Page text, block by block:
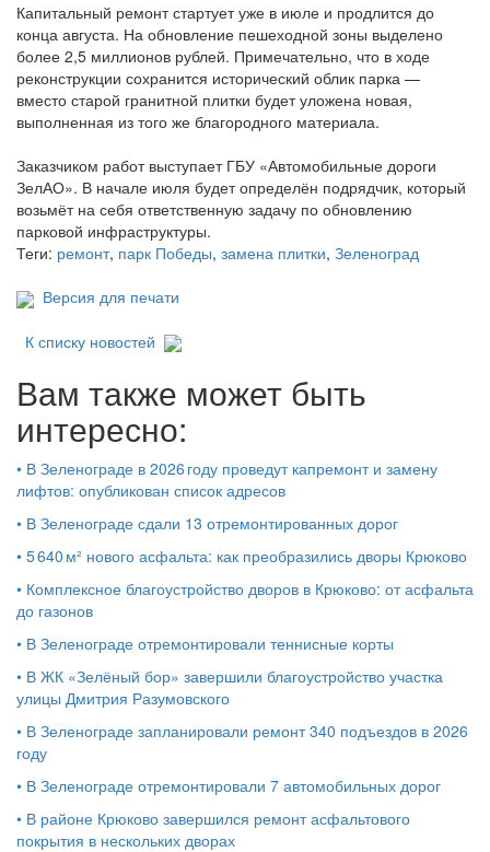
Капитальный ремонт стартует уже в июле и продлится до
конца августа. На обновление пешеходной зоны выделено
более 2,5 миллионов рублей. Примечательно, что в ходе
реконструкции сохранится исторический облик парка —
вместо старой гранитной плитки будет уложена новая,
выполненная из того же благородного материала.
Заказчиком работ выступает ГБУ «Автомобильные дороги
ЗелАО». В начале июля будет определён подрядчик, который
возьмёт на себя ответственную задачу по обновлению
парковой инфраструктуры.
Теги: ремонт, парк Победы, замена плитки, Зеленоград
Версия для печати
К списку новостей
Вам также может быть
интересно:
• В Зеленограде в 2026 году проведут капремонт и замену
лифтов: опубликован список адресов
• В Зеленограде сдали 13 отремонтированных дорог
• 5 640 м² нового асфальта: как преобразились дворы Крюково
• Комплексное благоустройство дворов в Крюково: от асфальта
до газонов
• В Зеленограде отремонтировали теннисные корты
• В ЖК «Зелёный бор» завершили благоустройство участка
улицы Дмитрия Разумовского
• В Зеленограде запланировали ремонт 340 подъездов в 2026
году
• В Зеленограде отремонтировали 7 автомобильных дорог
• В районе Крюково завершился ремонт асфальтового
покрытия в нескольких дворах